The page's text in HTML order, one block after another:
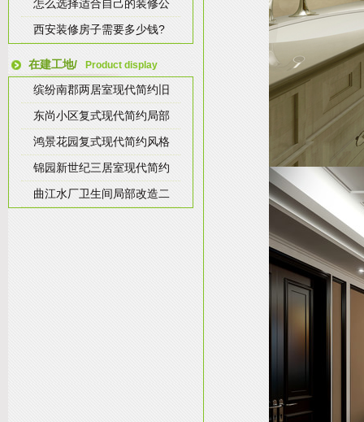
怎么选择适合自己的装修公
西安装修房子需要多少钱?
在建工地/ Product display
缤纷南郡两居室现代简约旧
东尚小区复式现代简约局部
鸿景花园复式现代简约风格
锦园新世纪三居室现代简约
曲江水厂卫生间局部改造二